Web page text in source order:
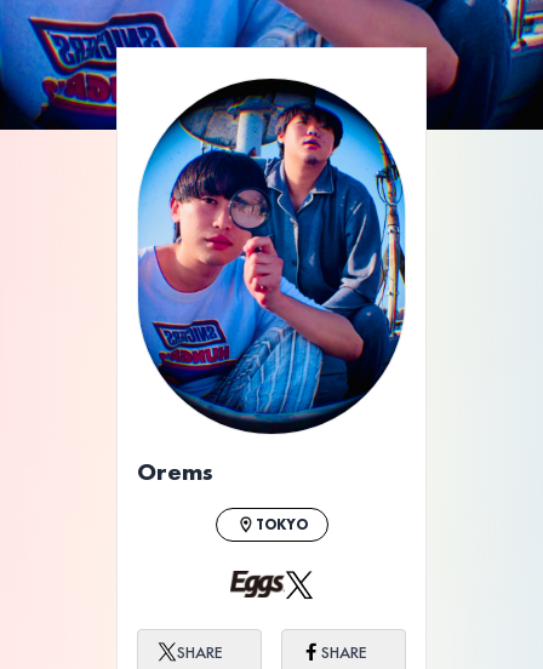
ライブ体験をもっと楽しく、もっと便利
に。
Orems
TOKYO
SHARE SHARE